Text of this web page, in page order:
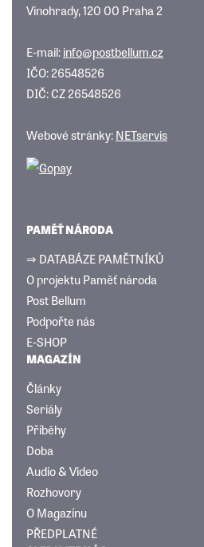
Vinohrady, 120 00 Praha 2
E-mail:info@postbellum.cz
IČO: 26548526
DIČ: CZ 26548526
Webové stránky:NETservis
PAMĚŤ NÁRODA
⇒ DATABÁZE PAMĚTNÍKŮ
O projektu Paměť národa
Post Bellum
Podpořte nás
E-SHOP
MAGAZÍN
Články
Seriály
Příběhy
Doba
Audio & Video
Rozhovory
O Magazínu
PŘEDPLATNÉ